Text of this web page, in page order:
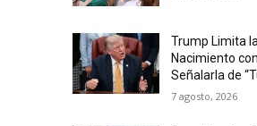
Trump Limita
Nacimiento
Señalarla de
7 agosto, 2026